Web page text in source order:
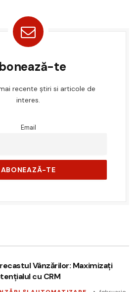
te
recente știri si articole de
interes.
Email
Vânzărilor: Maximizați
cu CRM